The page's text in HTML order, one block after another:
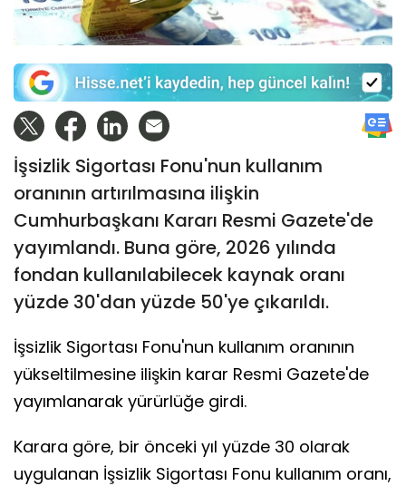
İşsizlik Sigortası Fonu'nun kullanım
oranının artırılmasına ilişkin
Cumhurbaşkanı Kararı Resmi Gazete'de
yayımlandı. Buna göre, 2026 yılında
fondan kullanılabilecek kaynak oranı
yüzde 30'dan yüzde 50'ye çıkarıldı.
İşsizlik Sigortası Fonu'nun kullanım oranının
yükseltilmesine ilişkin karar Resmi Gazete'de
yayımlanarak yürürlüğe girdi.
Karara göre, bir önceki yıl yüzde 30 olarak
uygulanan İşsizlik Sigortası Fonu kullanım oranı,